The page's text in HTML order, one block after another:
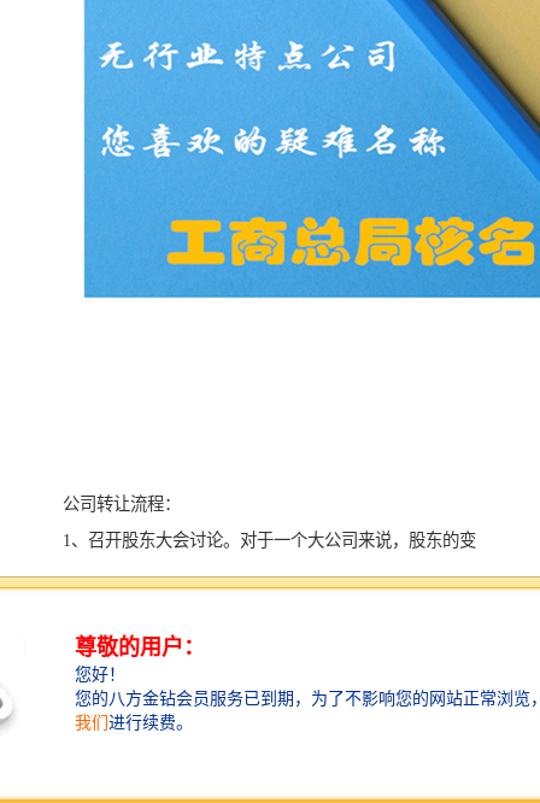
公司转让流程：
1、召开股东大会讨论。对于一个大公司来说，股东的变
更会引起公司构架的一些改变，所以要召开股东大会表
2、做国有资产评估。为了防止国有资产的流失，规定在
进行公司转让前，如果涉及国有资产的变更，那么要进
行资产评估。
律保障。